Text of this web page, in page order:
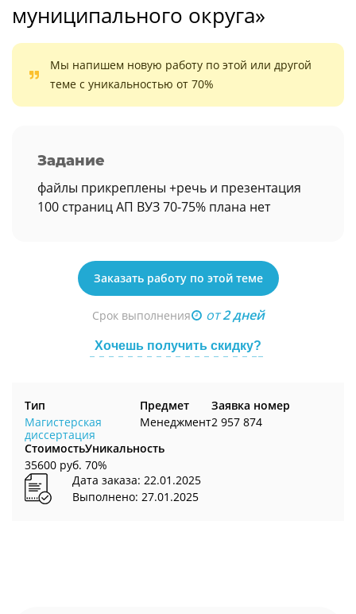
муниципального округа»
Мы напишем новую работу по этой или другой
теме с уникальностью от 70%
Задание
файлы прикреплены +речь и презентация
100 страниц АП ВУЗ 70-75% плана нет
Заказать работу по этой теме
Срок выполнения от2 дней
Хочешь получить скидку?
Тип
Магистерская
диссертация
Предмет
Менеджмент
Заявка номер
2 957 874
Стоимость
35600 руб.
Уникальность
70%
Дата заказа: 22.01.2025
Выполнено: 27.01.2025